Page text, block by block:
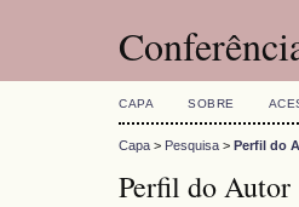
CAPA SOBRE
Capa > Pesquisa > Perfil do
Perfil do Autor